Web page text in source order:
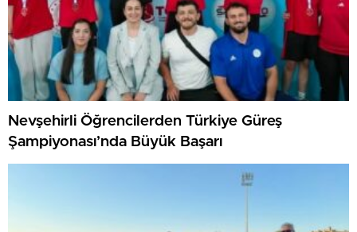
Nevşehirli Öğrencilerden Türkiye Güreş
Şampiyonası’nda Büyük Başarı